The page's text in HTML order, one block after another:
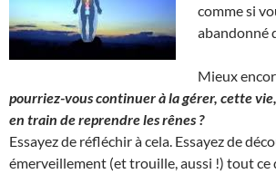
comme si
abandonné
Mieux
pourriez-vous continuer à la gérer, cette
en train de reprendre les rênes ?
Essayez de réfléchir à cela. Essayez de
émerveillement (et trouille, aussi !) tout ce